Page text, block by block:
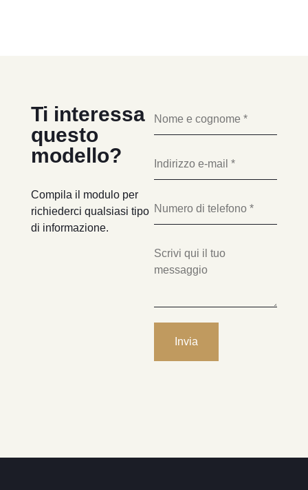
Ti interessa
questo
modello?
Compila il modulo per
richiederci qualsiasi tipo
di informazione.